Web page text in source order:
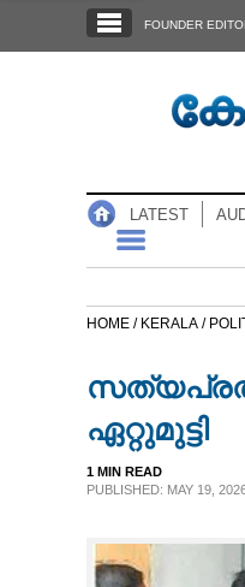
NOTIFIED NEWS
CASE DIARY
FOUNDER
LATEST
HOME / KERALA /
ഏറ്റുമുട്ടി
1 MIN READ
PUBLISHED: MAY 19,